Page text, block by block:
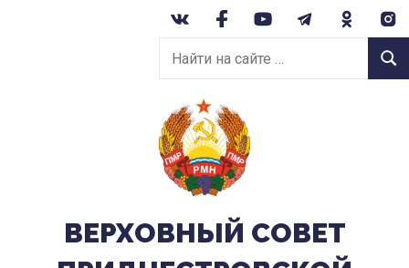
Найти
на
сайте:
ВЕРХОВНЫЙ CОВЕТ